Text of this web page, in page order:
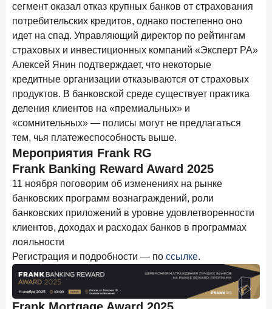
Ипотека. Итоги работы крупнейших ипотечных банков
в марте 2026 года
ИССЛЕДОВАНИЕ
Рынок подписок 2026: от гонки за объёмами к битве за
привычку
15 апреля 2026 года ИССЛЕДОВАНИЕ
Маркетинговые акции брокеров: обзор механик и
трендов
10 апреля 2026 года
ДНК современного ипотечного клиента
7 апреля 2026 года ИССЛЕДОВАНИЕ
По итогам марта 2026 года объем выдач кредитов
составил 925,7 млрд руб.
Не экосистемой единой: как пользователи
распределяют подписки
25 марта 2026 года ИССЛЕДОВАНИЕ
Ипотека. Итоги работы крупнейших ипотечных банков
сегмент оказал отказ крупных банков от страхования
потребительских кредитов, однако постепенно оно
идет на спад. Управляющий директор по рейтингам
страховых и инвестиционных компаний «Эксперт РА»
Алексей Янин подтверждает, что некоторые
кредитные организации отказываются от страховых
продуктов. В банковской среде существует практика
деления клиентов на «премиальных» и
«сомнительных» — полисы могут не предлагаться
тем, чья платежеспособность выше.
Мероприятия Frank RG
Frank Banking Reward Award 2025
11 ноября поговорим об изменениях на рынке
банковских программ вознаграждений, роли
банковских приложений в уровне удовлетворенности
клиентов, доходах и расходах банков в программах
лояльности
Регистрация и подробности — по ссылке.